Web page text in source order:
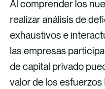
Al comprender los
realizar análisis de
exhaustivos e
las empresas
de capital privado
valor de los esfuerzos